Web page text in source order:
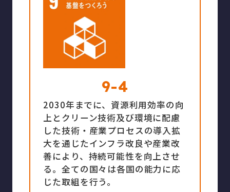
9-4
2030年までに、資源利用効率の向
上とクリーン技術及び環境に配慮
した技術・産業プロセスの導入拡
大を通じたインフラ改良や産業改
善により、持続可能性を向上させ
る。全ての国々は各国の能力に応
じた取組を行う。